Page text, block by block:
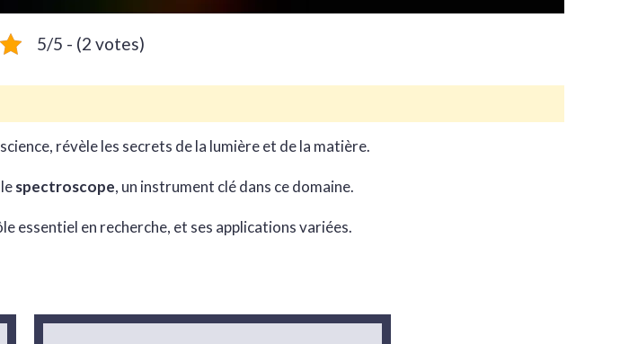
5/5 - (2 votes)
révèle les secrets de la lumière et de la matière.
spectroscope, un instrument clé dans ce domaine.
essentiel en recherche, et ses applications variées.